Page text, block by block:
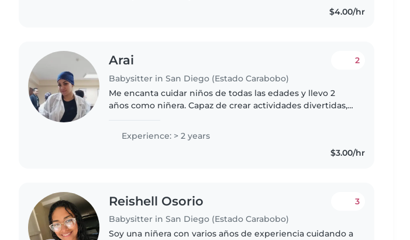
$4.00/hr
Arai
Babysitter in San Diego (Estado Carabobo)
2
Me encanta cuidar niños de todas las edades y llevo 2
años como niñera. Capaz de crear actividades divertidas,
Experience: > 2 years
$3.00/hr
Reishell Osorio
Babysitter in San Diego (Estado Carabobo)
3
Soy una niñera con varios años de experiencia cuidando a